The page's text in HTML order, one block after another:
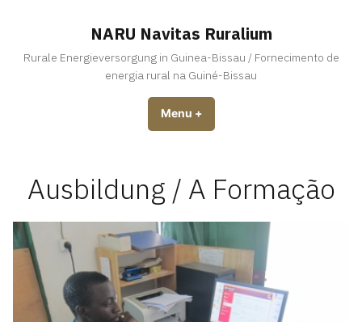
content
NARU Navitas Ruralium
Rurale Energieversorgung in Guinea-Bissau / Fornecimento de
energia rural na Guiné-Bissau
Menu +expanded
collapsed
Ausbildung / A Formação